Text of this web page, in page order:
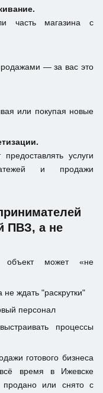
часть магазина с
— за вас это
или покупая новые
услуги
и продажи
ПВЗ, а не
объект может «не
ждать "раскрутки"
персонал
процессы
готового бизнеса
время в Ижевске
или снято с